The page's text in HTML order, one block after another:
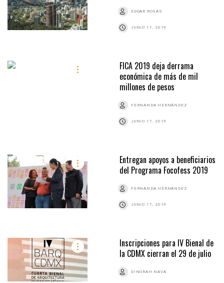
EDGAR ROSAS
JUNIO 17, 2019
FICA 2019 deja derrama
económica de más de mil
millones de pesos
FERNANDA HERNÁNDEZ
JUNIO 17, 2019
Entregan apoyos a beneficiarios
del Programa Focofess 2019
FERNANDA HERNÁNDEZ
JUNIO 17, 2019
Inscripciones para IV Bienal de
la CDMX cierran el 29 de julio
DINORAH NAVA